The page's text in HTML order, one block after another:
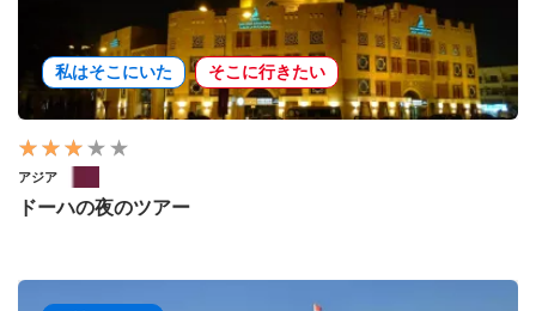
私はそこにいた そこに行きたい
アジア
ドーハの夜のツアー